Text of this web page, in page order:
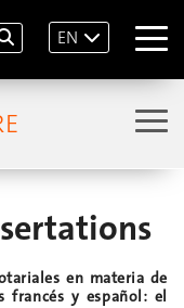
EN
en materia de
francés y español: el